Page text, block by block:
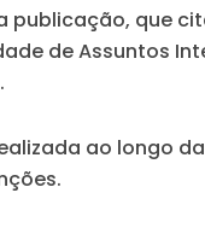
publicação, que
de Assuntos
ao longo